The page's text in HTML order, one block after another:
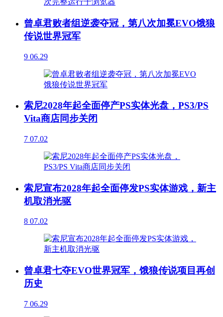
曾卓君败者组逆袭夺冠，第八次加冕EVO饿狼
传说世界冠军
9 06.29
索尼2028年起全面停产PS实体光盘，PS3/PS
Vita商店同步关闭
7 07.02
索尼宣布2028年起全面停发PS实体游戏，新主
机取消光驱
8 07.02
曾卓君七夺EVO世界冠军，饿狼传说项目再创
历史
7 06.29